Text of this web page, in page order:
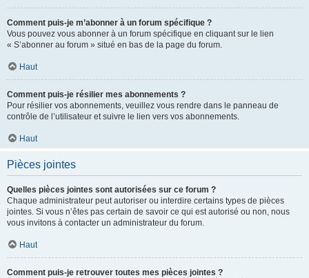
Comment puis-je m’abonner à un forum spécifique ?
Vous pouvez vous abonner à un forum spécifique en cliquant sur le lien
« S’abonner au forum » situé en bas de la page du forum.
Haut
Comment puis-je résilier mes abonnements ?
Pour résilier vos abonnements, veuillez vous rendre dans le panneau de
contrôle de l’utilisateur et suivre le lien vers vos abonnements.
Haut
Pièces jointes
Quelles pièces jointes sont autorisées sur ce forum ?
Chaque administrateur peut autoriser ou interdire certains types de pièces
jointes. Si vous n’êtes pas certain de savoir ce qui est autorisé ou non, nous
vous invitons à contacter un administrateur du forum.
Haut
Comment puis-je retrouver toutes mes pièces jointes ?